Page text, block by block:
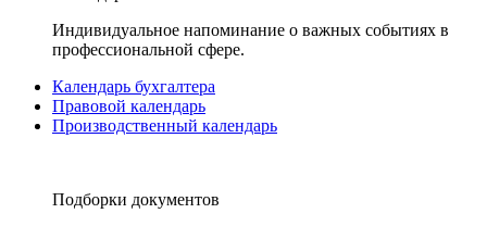
Индивидуальное напоминание о важных событиях в
профессиональной сфере.
Календарь бухгалтера
Правовой календарь
Производственный календарь
Подборки документов